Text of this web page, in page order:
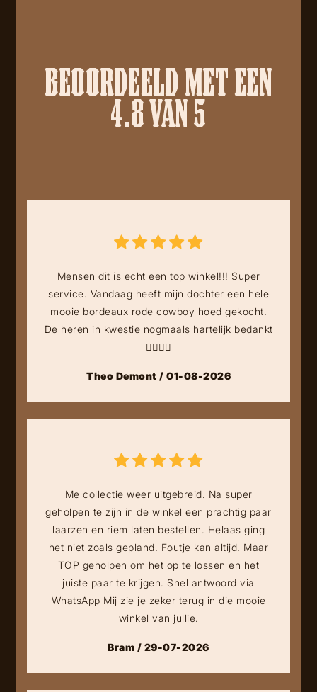
BEOORDEELD MET EEN
4.8 VAN 5
Mensen dit is echt een top winkel!!! Super
service. Vandaag heeft mijn dochter een hele
mooie bordeaux rode cowboy hoed gekocht.
De heren in kwestie nogmaals hartelijk bedankt
👍🏻👍🏻
Theo Demont / 01-08-2026
Me collectie weer uitgebreid. Na super
geholpen te zijn in de winkel een prachtig paar
laarzen en riem laten bestellen. Helaas ging
het niet zoals gepland. Foutje kan altijd. Maar
TOP geholpen om het op te lossen en het
juiste paar te krijgen. Snel antwoord via
WhatsApp Mij zie je zeker terug in die mooie
winkel van jullie.
Bram / 29-07-2026